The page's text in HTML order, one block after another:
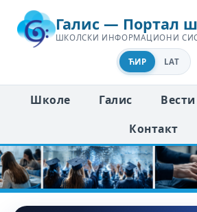
Галис — Портал
ШКОЛСКИ ИНФОРМАЦИОНИ
ЋИР LAT
Школе Галис Вести
Контакт